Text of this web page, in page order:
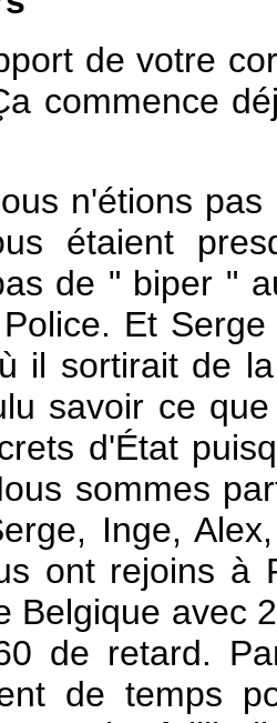
de votre
commence
n'étions pas
étaient
de " biper "
Et
il sortirait de
savoir ce
d'État
sommes
Inge,
ont rejoins à
Belgique avec
de retard.
de temps